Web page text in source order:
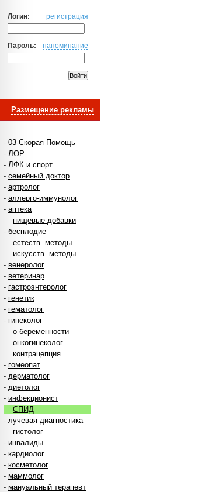
Логин: регистрация
Пароль: напоминание
Размещение рекламы
- 03-Скорая Помощь
- ЛОР
- ЛФК и спорт
- семейный доктор
- артролог
- аллерго-иммунолог
- аптека
пищевые добавки
- бесплодие
естеств. методы
искусств. методы
- венеролог
- ветеринар
- гастроэнтеролог
- генетик
- гематолог
- гинеколог
о беременности
онкогинеколог
контрацепция
- гомеопат
- дерматолог
- диетолог
- инфекционист
СПИД
- лучевая диагностика
гистолог
- инвалиды
- кардиолог
- косметолог
- маммолог
- мануальный терапевт